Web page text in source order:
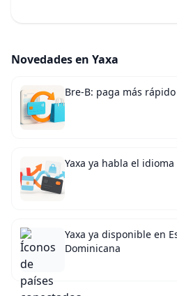
Novedades en Yaxa
Bre-B: paga más
Yaxa ya habla el
Yaxa ya disponible en
Dominicana